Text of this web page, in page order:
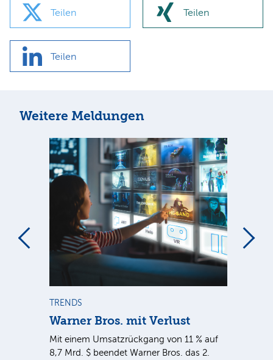
Teilen Teilen
Teilen
Weitere Meldungen
TRENDS
Warner Bros. mit Verlust
Mit einem Umsatzrückgang von 11 % auf
8,7 Mrd. $ beendet Warner Bros. das 2.